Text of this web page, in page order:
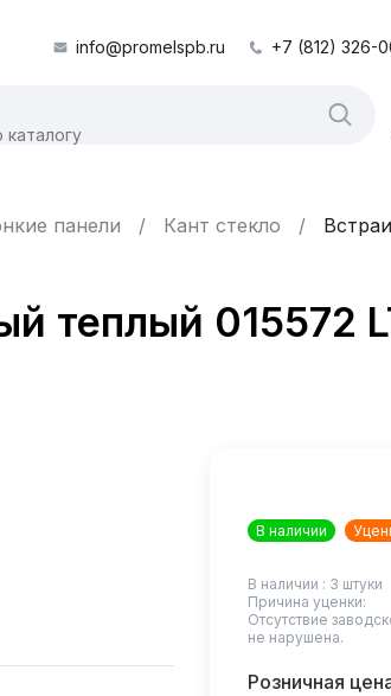
info@promelspb.ru +7 (812) 326-
панели Кант стекло
теплый 015572
В наличии
В наличии : 3 штуки
Причина уценки:
Отсутствие
не нарушена.
Розничная